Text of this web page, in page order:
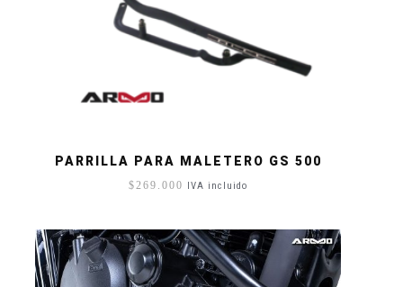
PARRILLA PARA MALETERO GS 500
$ 269.000 IVA incluido